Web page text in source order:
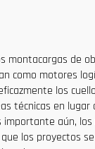
montacargas de
como motores
los
técnicas en
importante aún,
los proyectos